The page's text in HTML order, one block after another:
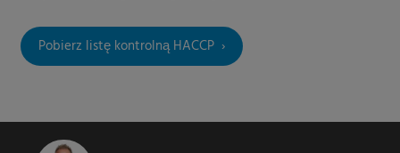
Pobierz listę kontrolną HACCP